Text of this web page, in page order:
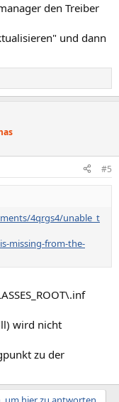
den Treiber
und dann
#5
4qrgs4/unable_t
missing-from-the-
wird nicht
zu der